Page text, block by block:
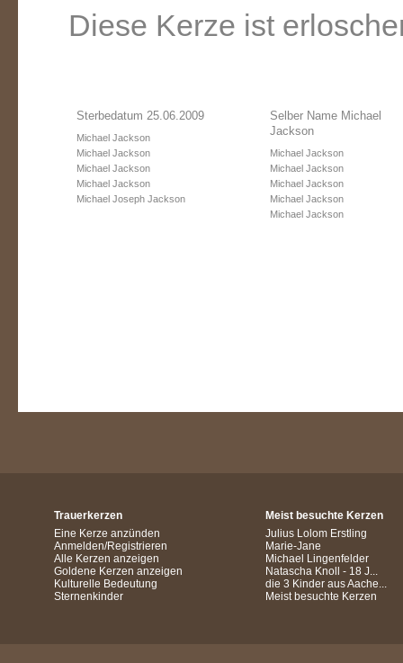
Diese Kerze ist
Sterbedatum 25.06.2009
Michael Jackson
Michael Jackson
Michael Jackson
Michael Jackson
Michael Joseph Jackson
Selber Name Michael
Jackson
Michael Jackson
Michael Jackson
Michael Jackson
Michael Jackson
Michael Jackson
Trauerkerzen
Eine Kerze anzünden
Anmelden/Registrieren
Alle Kerzen anzeigen
Goldene Kerzen anzeigen
Kulturelle Bedeutung
Sternenkinder
Meist besuchte Kerzen
Julius Lolom Erstling
Marie-Jane
Michael Lingenfelder
Natascha Knoll - 18 J...
die 3 Kinder aus Aache...
Meist besuchte Kerzen